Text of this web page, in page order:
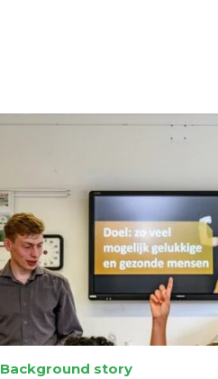
Background story